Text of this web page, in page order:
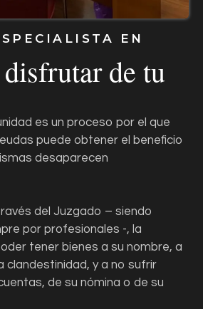
EN
de tu
es un proceso por el que
puede obtener el beneficio
desaparecen
del Juzgado – siendo
por profesionales -, la
tener bienes a su nombre, a
clandestinidad, y a no sufrir
de su nómina o de su